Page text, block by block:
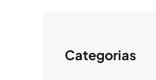
Categorias